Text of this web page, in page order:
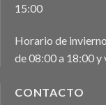
15:00
Horario de
de 08:00 a 18:00 y
CONTACTO